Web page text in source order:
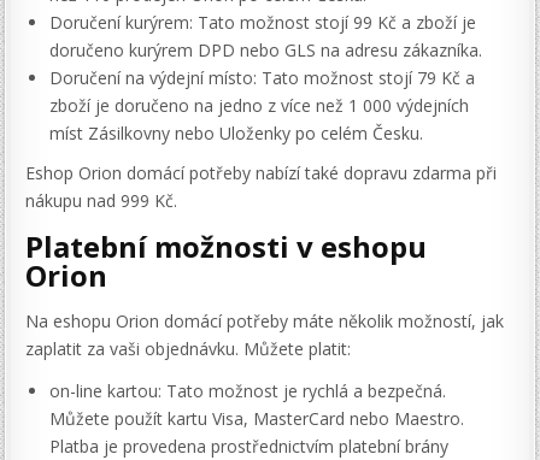
Doručení kurýrem: Tato možnost stojí 99 Kč a zboží je
doručeno kurýrem DPD nebo GLS na adresu zákazníka.
Doručení na výdejní místo: Tato možnost stojí 79 Kč a
zboží je doručeno na jedno z více než 1 000 výdejních
míst Zásilkovny nebo Uloženky po celém Česku.
Eshop Orion domácí potřeby nabízí také dopravu zdarma při
nákupu nad 999 Kč.
Platební možnosti v eshopu
Orion
Na eshopu Orion domácí potřeby máte několik možností, jak
zaplatit za vaši objednávku. Můžete platit:
on-line kartou: Tato možnost je rychlá a bezpečná.
Můžete použít kartu Visa, MasterCard nebo Maestro.
Platba je provedena prostřednictvím platební brány